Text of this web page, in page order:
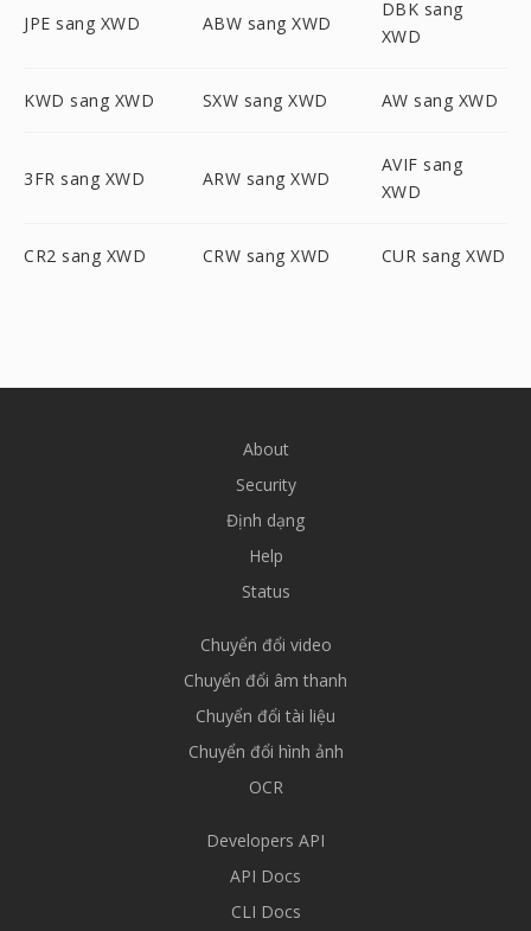
JPE sang XWD ABW sang XWD
DBK sang
XWD
KWD sang XWD SXW sang XWD AW sang XWD
3FR sang XWD ARW sang XWD
AVIF sang
XWD
CR2 sang XWD CRW sang XWD CUR sang XWD
About
Security
Định dạng
Help
Status
Chuyển đổi video
Chuyển đổi âm thanh
Chuyển đổi tài liệu
Chuyển đổi hình ảnh
OCR
Developers API
API Docs
CLI Docs